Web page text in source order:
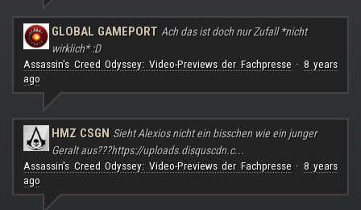
GLOBAL GAMEPORT Ach das ist doch nur Zufall *nicht
wirklich* :D
Assassin's Creed Odyssey: Video-Previews der Fachpresse· 8 years
ago
HMZ CSGN Sieht Alexios nicht ein bisschen wie ein junger
Geralt aus???https://uploads.disquscdn.c...
Assassin's Creed Odyssey: Video-Previews der Fachpresse· 8 years
ago